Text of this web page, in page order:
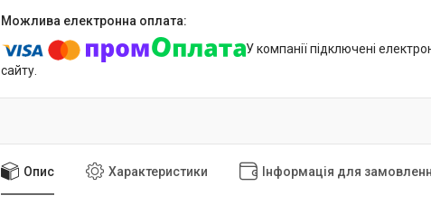
У компанії підключені
сайту.
Опис Характеристики Інформація для